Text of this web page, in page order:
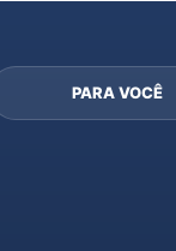
PARA VOCÊ